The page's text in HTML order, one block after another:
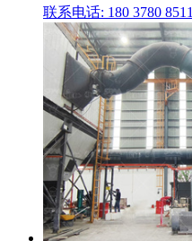
联系电话: 180 3780 8511